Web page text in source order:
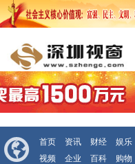
首页 资讯 财经 娱乐
视频
企业 百科 购物